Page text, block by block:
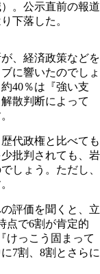
。公示直前の報道
下落した。
、経済政策などを
に響いたのでしょ
40％は『強い支
散判断によって
代政権と比べても
批判されても、岩
しょう。ただし、
評価を聞くと、立
点で6割が肯定的
けっこう固まって
7割、8割とさらに